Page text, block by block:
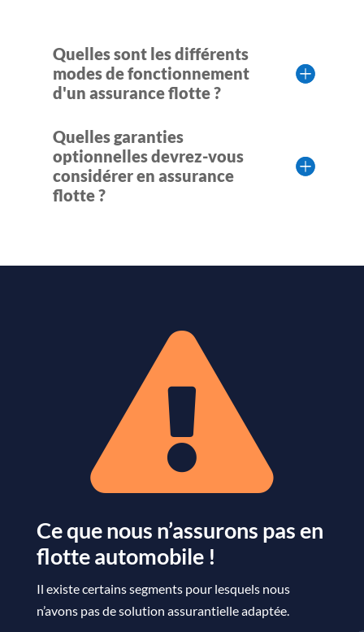
Quelles sont les différents
modes de fonctionnement
d'un assurance flotte ?
Quelles garanties
optionnelles devrez-vous
considérer en assurance
flotte ?

Ce que nous n’assurons pas en
flotte automobile !
Il existe certains segments pour lesquels nous
n’avons pas de solution assurantielle adaptée.